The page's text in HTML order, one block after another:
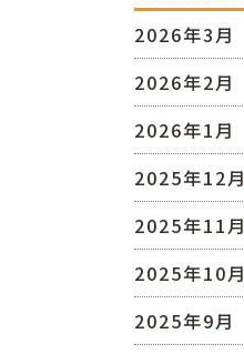
2026年3月
2026年2月
2026年1月
2025年12月
2025年11月
2025年10月
2025年9月